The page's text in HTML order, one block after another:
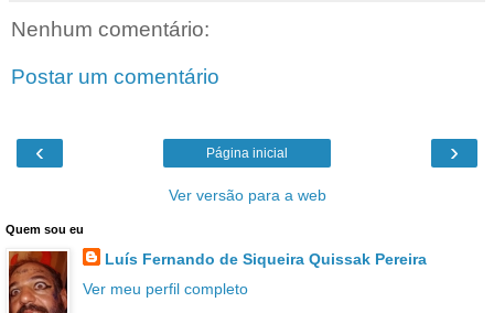
Nenhum comentário:
Postar um comentário
‹ ›
Página inicial
Ver versão para a web
Quem sou eu
Luís Fernando de Siqueira Quissak Pereira
Ver meu perfil completo